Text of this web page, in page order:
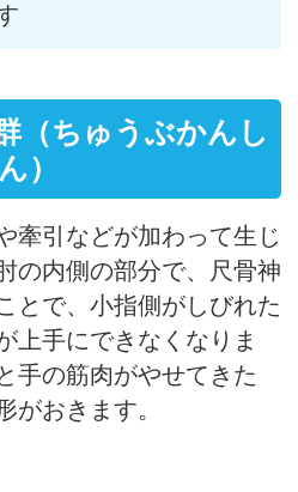
（ちゅうぶかんし
）
牽引などが加わって生じ
の内側の部分で、尺骨神
とで、小指側がしびれた
上手にできなくなりま
手の筋肉がやせてきた
がおきます。